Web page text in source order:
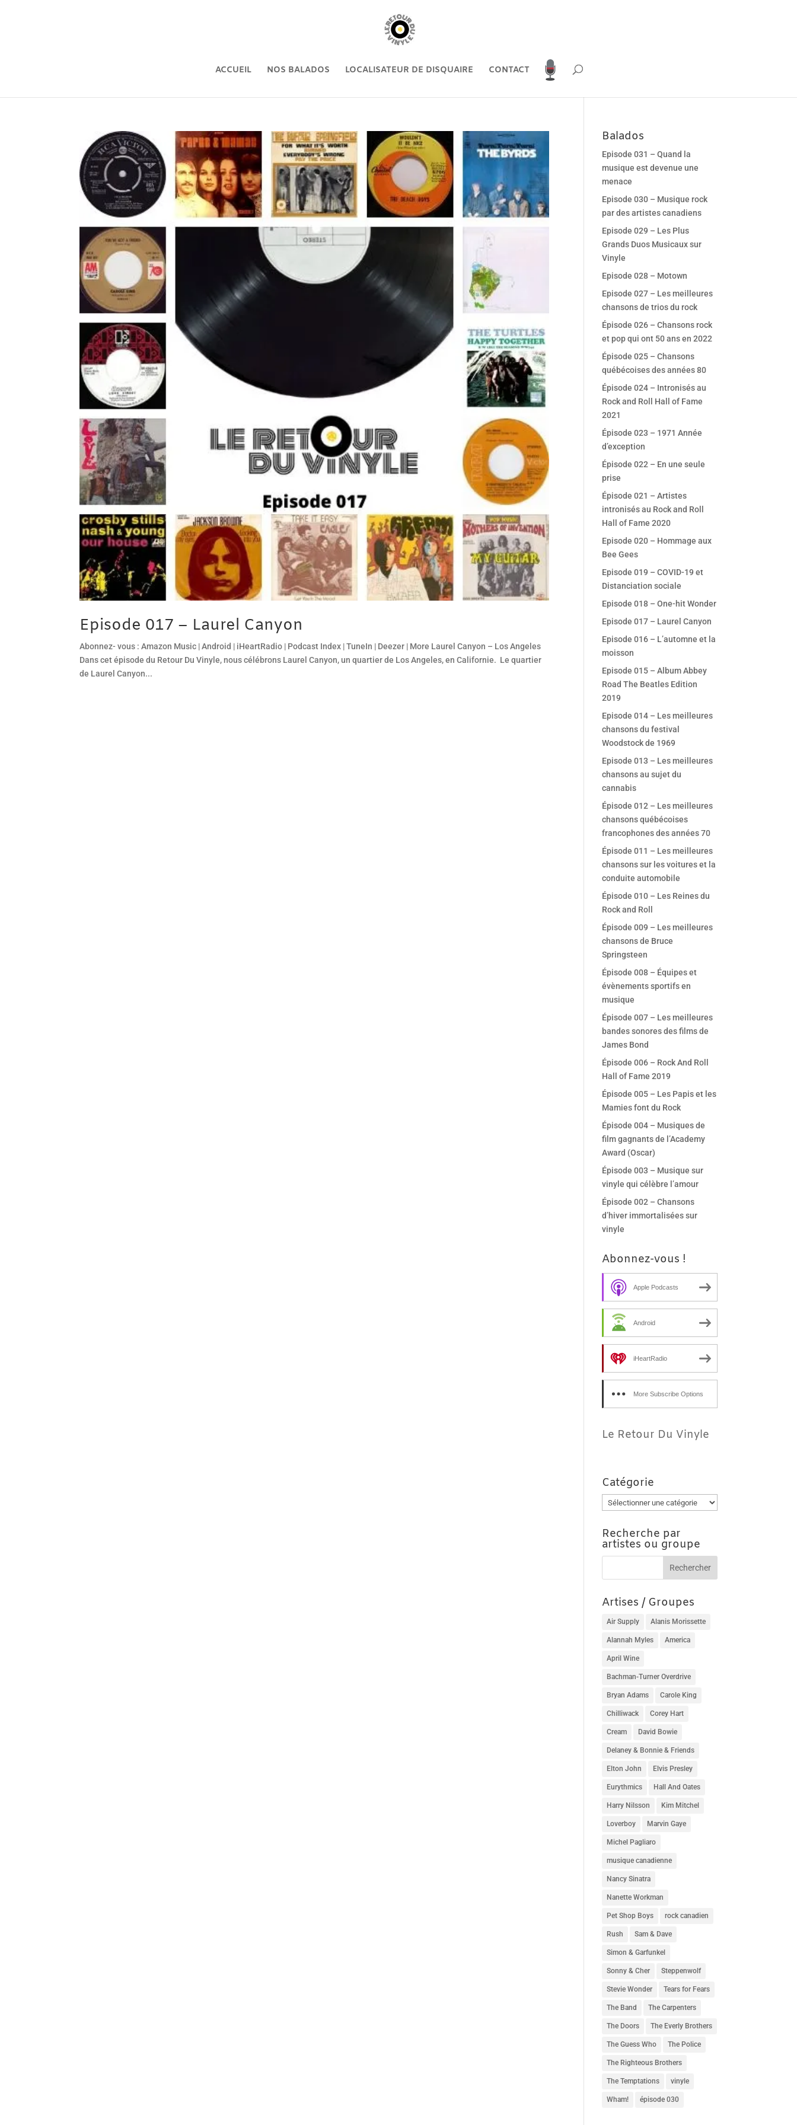
ACCUEIL NOS BALADOS LOCALISATEUR DE DISQUAIRE CONTACT
Episode 017 – Laurel Canyon
Abonnez- vous : Amazon Music | Android | iHeartRadio | Podcast Index | TuneIn | Deezer | More Laurel Canyon – Los Angeles
Dans cet épisode du Retour Du Vinyle, nous célébrons Laurel Canyon, un quartier de Los Angeles, en Californie. Le quartier
de Laurel Canyon...
Balados
Episode 031 – Quand la
musique est devenue une
menace
Episode 030 – Musique rock
par des artistes canadiens
Episode 029 – Les Plus
Grands Duos Musicaux sur
Vinyle
Episode 028 – Motown
Episode 027 – Les meilleures
chansons de trios du rock
Épisode 026 – Chansons rock
et pop qui ont 50 ans en 2022
Épisode 025 – Chansons
québécoises des années 80
Épisode 024 – Intronisés au
Rock and Roll Hall of Fame
2021
Épisode 023 – 1971 Année
d’exception
Épisode 022 – En une seule
prise
Épisode 021 – Artistes
intronisés au Rock and Roll
Hall of Fame 2020
Episode 020 – Hommage aux
Bee Gees
Episode 019 – COVID-19 et
Distanciation sociale
Episode 018 – One-hit Wonder
Episode 017 – Laurel Canyon
Episode 016 – L’automne et la
moisson
Episode 015 – Album Abbey
Road The Beatles Edition
2019
Episode 014 – Les meilleures
chansons du festival
Woodstock de 1969
Episode 013 – Les meilleures
chansons au sujet du
cannabis
Épisode 012 – Les meilleures
chansons québécoises
francophones des années 70
Épisode 011 – Les meilleures
chansons sur les voitures et la
conduite automobile
Épisode 010 – Les Reines du
Rock and Roll
Épisode 009 – Les meilleures
chansons de Bruce
Springsteen
Épisode 008 – Équipes et
évènements sportifs en
musique
Épisode 007 – Les meilleures
bandes sonores des films de
James Bond
Épisode 006 – Rock And Roll
Hall of Fame 2019
Épisode 005 – Les Papis et les
Mamies font du Rock
Épisode 004 – Musiques de
film gagnants de l’Academy
Award (Oscar)
Épisode 003 – Musique sur
vinyle qui célèbre l’amour
Épisode 002 – Chansons
d’hiver immortalisées sur
vinyle
Abonnez-vous !
Apple Podcasts
Android
iHeartRadio
More Subscribe Options
Le Retour Du Vinyle
Catégorie
Catégorie
Recherche par
artistes ou groupe
Artises / Groupes
Air Supply Alanis Morissette
Alannah Myles America
April Wine
Bachman-Turner Overdrive
Bryan Adams Carole King
Chilliwack Corey Hart
Cream David Bowie
Delaney & Bonnie & Friends
Elton John Elvis Presley
Eurythmics Hall And Oates
Harry Nilsson Kim Mitchel
Loverboy Marvin Gaye
Michel Pagliaro
musique canadienne
Nancy Sinatra
Nanette Workman
Pet Shop Boys rock canadien
Rush Sam & Dave
Simon & Garfunkel
Sonny & Cher Steppenwolf
Stevie Wonder Tears for Fears
The Band The Carpenters
The Doors The Everly Brothers
The Guess Who The Police
The Righteous Brothers
The Temptations vinyle
Wham! épisode 030